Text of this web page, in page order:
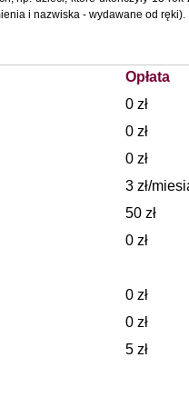
i nazwiska - wydawane od ręki).
Opłata
0 zł
0 zł
0 zł
3 zł/
50 zł
0 zł
0 zł
0 zł
5 zł